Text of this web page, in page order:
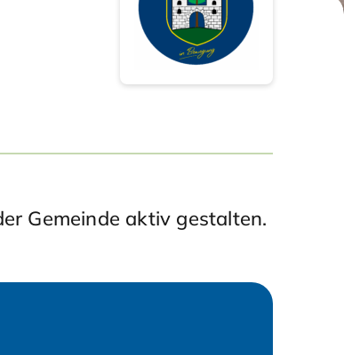
Gemeinde aktiv gestalten.